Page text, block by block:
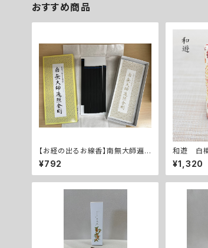
おすすめ商品
【お経の出るお線香】南無大師遍
照金剛
¥792
和遊 白
¥1,320